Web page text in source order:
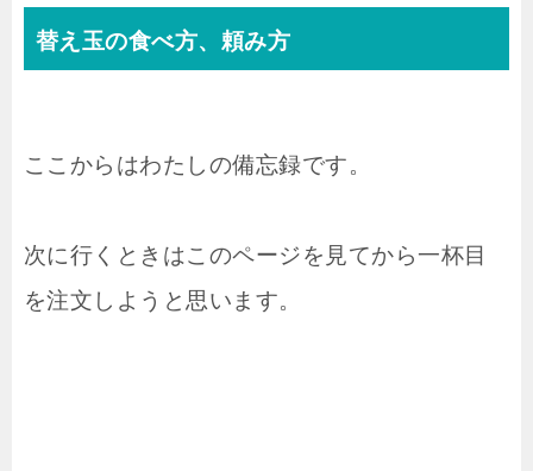
替え玉の食べ方、頼み方
ここからはわたしの備忘録です。
次に行くときはこのページを見てから一杯目
を注文しようと思います。